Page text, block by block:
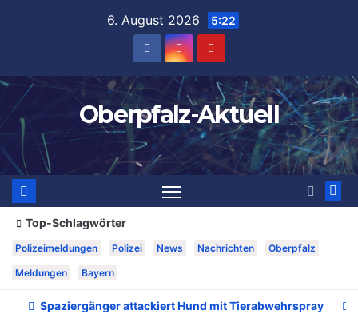
6. August 2026 5:22
Oberpfalz-Aktuell
Top-Schlagwörter
Polizeimeldungen Polizei News Nachrichten Oberpfalz
Meldungen Bayern
Spaziergänger attackiert Hund mit Tierabwehrspray